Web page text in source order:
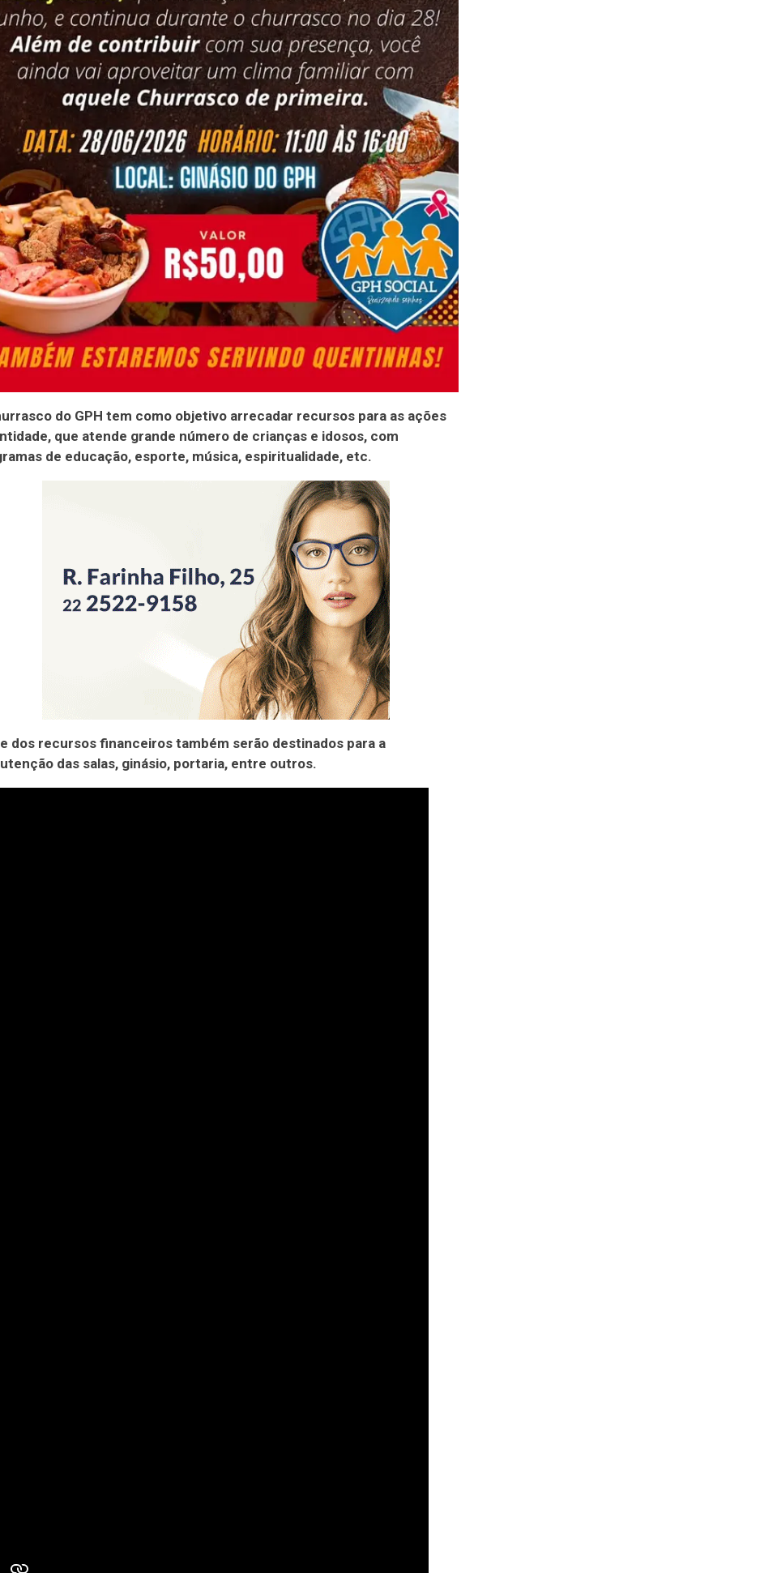
do GPH tem como objetivo arrecadar recursos para as ações
que atende grande número de crianças e idosos, com
de educação, esporte, música, espiritualidade, etc.
dos recursos financeiros também serão destinados para a
das salas, ginásio, portaria, entre outros.